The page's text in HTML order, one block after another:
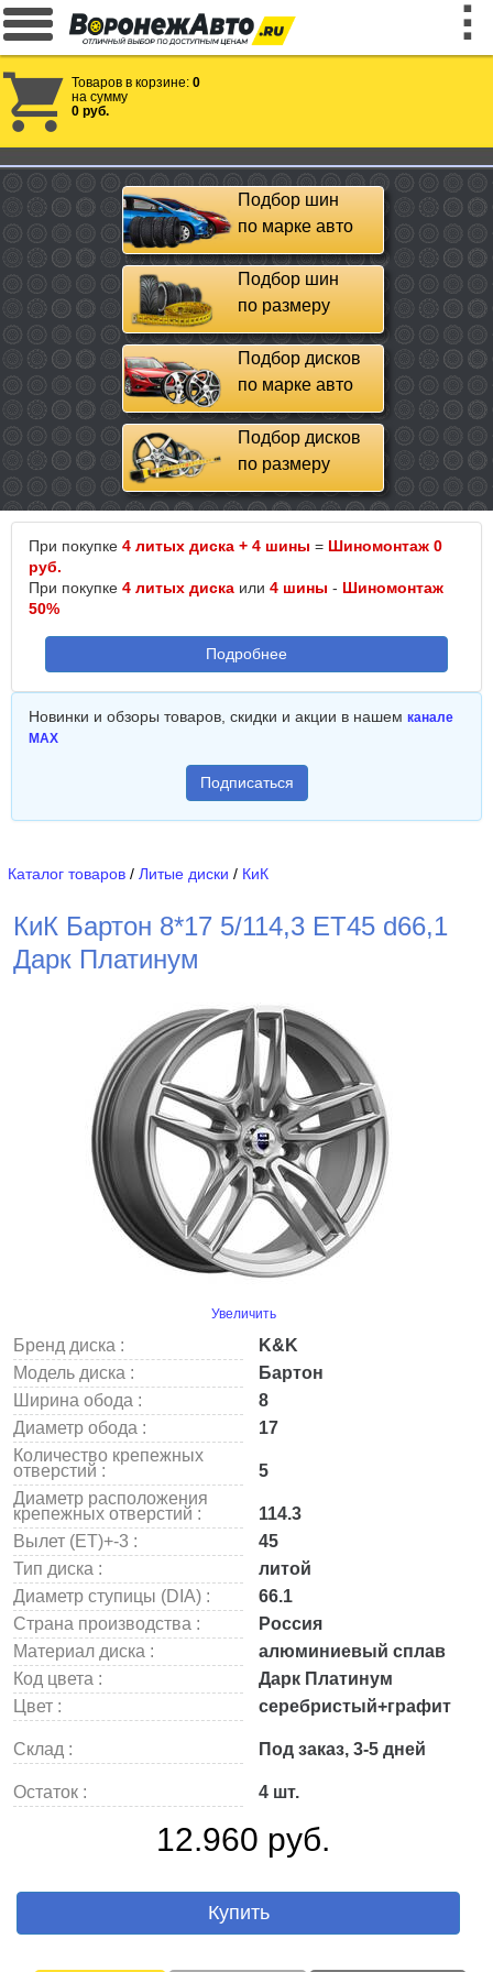
Товаров в корзине: 0
на сумму
0 руб.
Подбор шин
по марке авто
Подбор шин
по размеру
Подбор дисков
по марке авто
Подбор дисков
по размеру
При покупке 4 литых диска + 4 шины = Шиномонтаж 0
руб.
При покупке 4 литых диска или 4 шины - Шиномонтаж
50%
Подробнее
Новинки и обзоры товаров, скидки и акции в нашем канале
MAX
Подписаться
Каталог товаров / Литые диски / КиК
КиК Бартон 8*17 5/114,3 ET45 d66,1
Дарк Платинум
Увеличить
Бренд диска :
K&K
Модель диска :
Бартон
Ширина обода :
8
Диаметр обода :
17
Количество крепежных
отверстий :
5
Диаметр расположения
крепежных отверстий :
114.3
Вылет (ET)+-3 :
45
Тип диска :
литой
Диаметр ступицы (DIA) :
66.1
Страна производства :
Россия
Материал диска :
алюминиевый сплав
Код цвета :
Дарк Платинум
Цвет :
серебристый+графит
Склад : Под заказ, 3-5 дней
Остаток : 4 шт.
12.960 руб.
Купить